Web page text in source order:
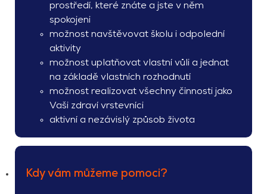
prostředí, které znáte a jste v něm
spokojeni
možnost navštěvovat školu i odpolední
aktivity
možnost uplatňovat vlastní vůli a jednat
na základě vlastních rozhodnutí
možnost realizovat všechny činnosti jako
Vaši zdraví vrstevníci
aktivní a nezávislý způsob života
Kdy vám můžeme pomoci?